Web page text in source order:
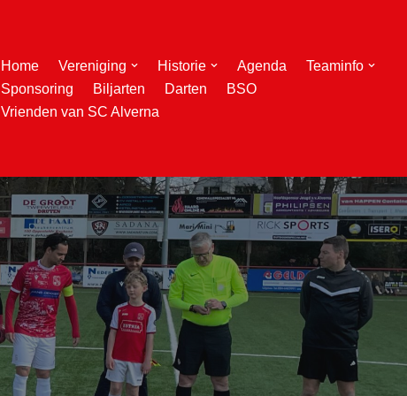
Home Vereniging Historie Agenda
Teaminfo
Sponsoring
Biljarten Darten
BSO
Vrienden van SC Alverna